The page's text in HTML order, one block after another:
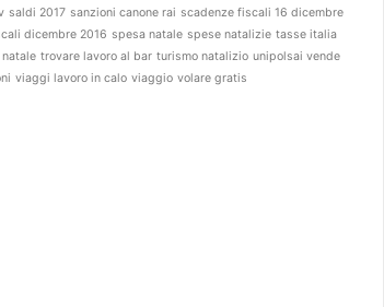
saldi 2017 sanzioni canone rai scadenze fiscali 16 dicembre
dicembre 2016 spesa natale spese natalizie tasse italia
trovare lavoro al bar turismo natalizio unipolsai vende
viaggi lavoro in calo viaggio volare gratis